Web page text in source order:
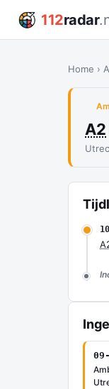
112radar
Home ›
A2